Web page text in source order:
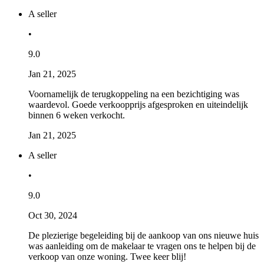
A seller
•
9.0
Jan 21, 2025
Voornamelijk de terugkoppeling na een bezichtiging was
waardevol. Goede verkoopprijs afgesproken en uiteindelijk
binnen 6 weken verkocht.
Jan 21, 2025
A seller
•
9.0
Oct 30, 2024
De plezierige begeleiding bij de aankoop van ons nieuwe huis
was aanleiding om de makelaar te vragen ons te helpen bij de
verkoop van onze woning. Twee keer blij!